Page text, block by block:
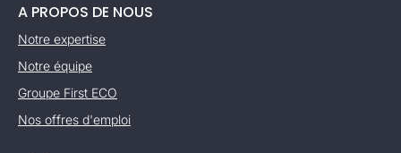
A PROPOS DE NOUS
Notre expertise
Notre équipe
Groupe First ECO
Nos offres d'emploi